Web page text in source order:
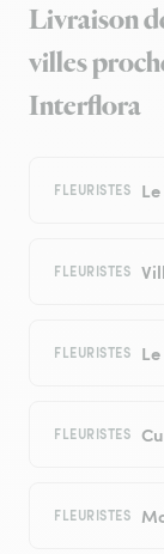
Livraison
villes
Interflora
FLEURISTES
FLEURISTES
FLEURISTES
FLEURISTES
FLEURISTES